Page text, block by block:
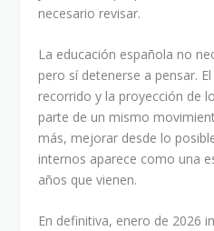
necesario revisar.
La educación española no
pero sí detenerse a pensar.
recorrido y la proyección de
parte de un mismo
más, mejorar desde lo
internos aparece como una
años que vienen.
En definitiva, enero de 2026